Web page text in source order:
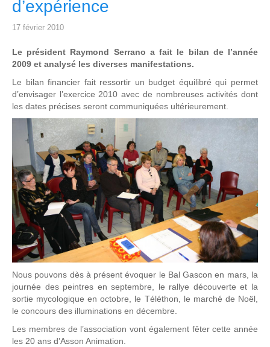
d’expérience
17 février 2010
Le président Raymond Serrano a fait le bilan de l’année
2009 et analysé les diverses manifestations.
Le bilan financier fait ressortir un budget équilibré qui permet
d’envisager l’exercice 2010 avec de nombreuses activités dont
les dates précises seront communiquées ultérieurement.
Nous pouvons dès à présent évoquer le Bal Gascon en mars, la
journée des peintres en septembre, le rallye découverte et la
sortie mycologique en octobre, le Téléthon, le marché de Noël,
le concours des illuminations en décembre.
Les membres de l’association vont également fêter cette année
les 20 ans d’Asson Animation.